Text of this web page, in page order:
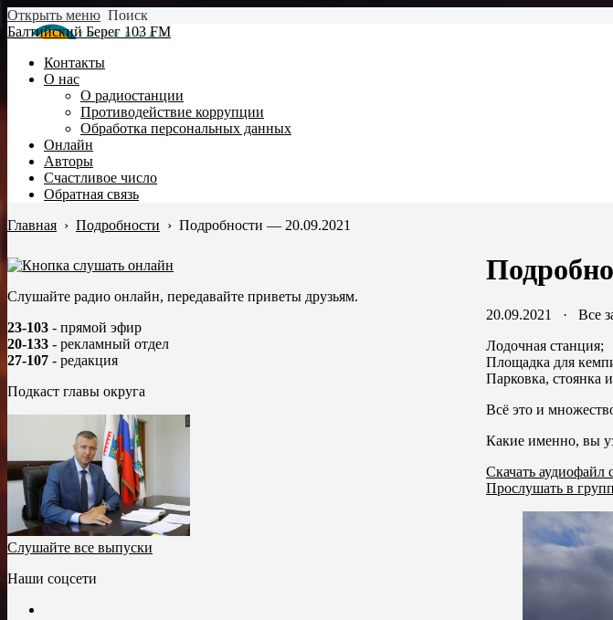
Открыть меню Поиск
Балтийский Берег 103 FM
Контакты
О нас
О радиостанции
Противодействие коррупции
Обработка персональных данных
Онлайн
Авторы
Счастливое число
Обратная связь
Главная › Подробности › Подробности — 20.09.2021
20.09.2021 · Все
Лодочная станция;
Площадка для
Парковка, стоянка
Всё это и
Какие именно, вы
Скачать аудиофайл
Прослушать в
Слушайте радио онлайн, передавайте приветы друзьям.
23-103 - прямой эфир
20-133 - рекламный отдел
27-107 - редакция
Подкаст главы округа
Слушайте все выпуски
Наши соцсети